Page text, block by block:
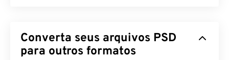
Converta seus arquivos PSD
para outros formatos